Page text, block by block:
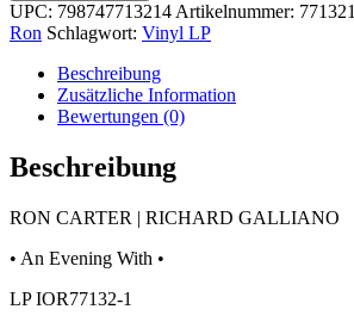
UPC: 798747713214 Artikelnummer: 771321
Ron Schlagwort: Vinyl LP
Beschreibung
Zusätzliche Information
Bewertungen (0)
Beschreibung
RON CARTER | RICHARD GALLIANO
• An Evening With •
LP IOR77132-1